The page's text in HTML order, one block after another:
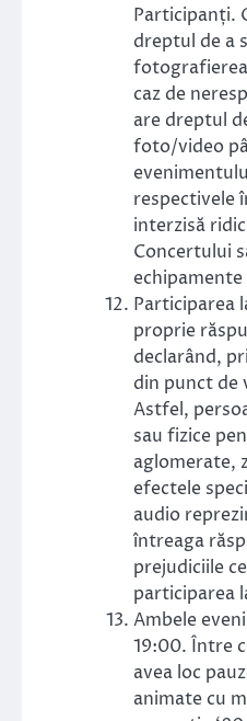
Participanți.
dreptul de a
caz de
are dreptul
foto/video
respectivele
interzisă
Concertului
Participarea
proprie
declarând,
din punct de
Astfel,
sau fizice
aglomerate,
efectele
audio
întreaga
prejudiciile
participarea
Ambele
19:00. Între
avea loc
animate cu